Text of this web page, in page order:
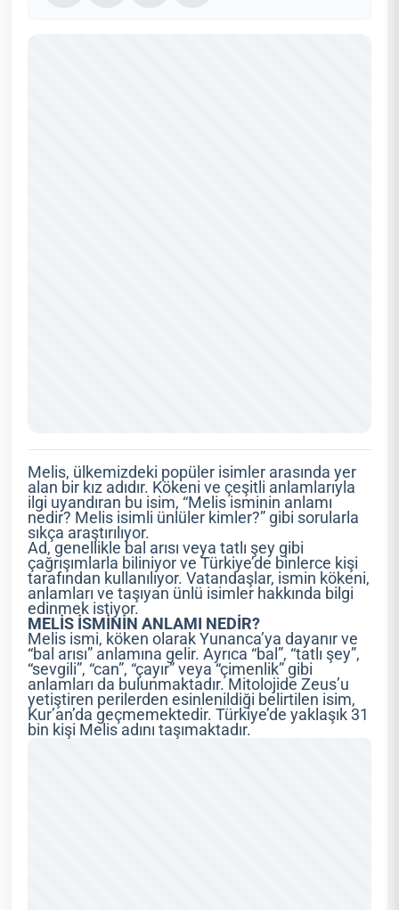
Melis, ülkemizdeki popüler isimler arasında yer
alan bir kız adıdır. Kökeni ve çeşitli anlamlarıyla
ilgi uyandıran bu isim, “Melis isminin anlamı
nedir? Melis isimli ünlüler kimler?” gibi sorularla
sıkça araştırılıyor.
Ad, genellikle bal arısı veya tatlı şey gibi
çağrışımlarla biliniyor ve Türkiye’de binlerce kişi
tarafından kullanılıyor. Vatandaşlar, ismin kökeni,
anlamları ve taşıyan ünlü isimler hakkında bilgi
edinmek istiyor.
MELİS İSMİNİN ANLAMI NEDİR?
Melis ismi, köken olarak Yunanca’ya dayanır ve
“bal arısı” anlamına gelir. Ayrıca “bal”, “tatlı şey”,
“sevgili”, “can”, “çayır” veya “çimenlik” gibi
anlamları da bulunmaktadır. Mitolojide Zeus’u
yetiştiren perilerden esinlenildiği belirtilen isim,
Kur’an’da geçmemektedir. Türkiye’de yaklaşık 31
bin kişi Melis adını taşımaktadır.